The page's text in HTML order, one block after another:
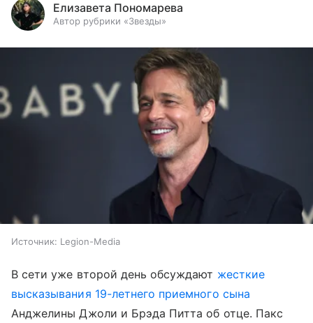
Елизавета Пономарева
Автор рубрики «Звезды»
Источник: Legion-Media
В сети уже второй день обсуждают жесткие
высказывания 19-летнего приемного сына
Анджелины Джоли и Брэда Питта об отце. Пакс